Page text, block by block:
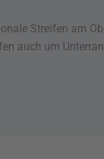
Streifen am
auch um